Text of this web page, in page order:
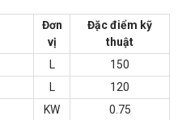
Đơn
vị
Đặc điểm kỹ
thuật
L
150
L
120
KW
0.75